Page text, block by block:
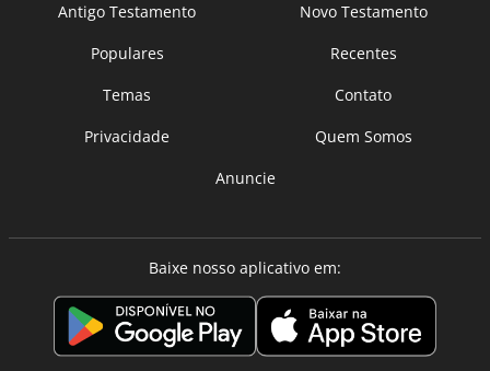
Antigo Testamento
Novo Testamento
Populares
Recentes
Temas
Contato
Privacidade
Quem Somos
Anuncie
Baixe nosso aplicativo em: